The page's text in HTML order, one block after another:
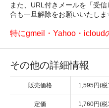
また、URL付きメールを「受
合も一旦解除をお願いいたしま
特にgmeil・Yahoo・icloud
その他の詳細情報
販売価格 1,595円(
定価 1,760円(